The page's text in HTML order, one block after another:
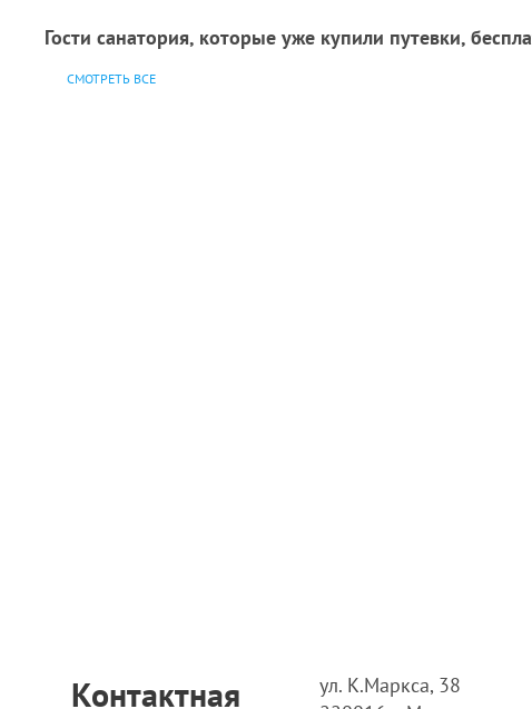
Гости санатория, которые уже купили путевки,
СМОТРЕТЬ ВСЕ
Контактная
ул. К.Маркса, 38